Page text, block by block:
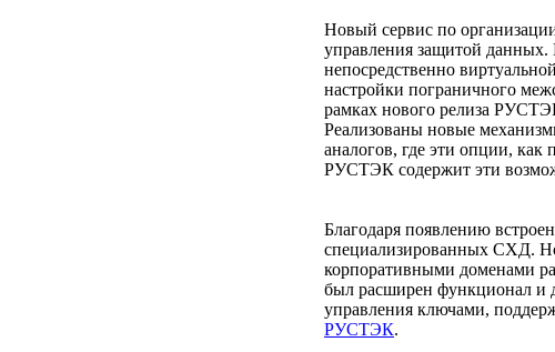
Новый сервис по
управления защитой
непосредственно
настройки пограничного
рамках нового релиза
Реализованы новые
аналогов, где эти опции,
РУСТЭК содержит эти
Благодаря появлению
специализированных СХД.
корпоративными доменами
был расширен функционал и
управления ключами,
РУСТЭК.